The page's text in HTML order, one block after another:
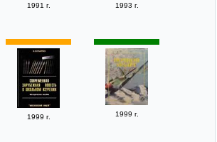
1991 г. 1993 г.
1999 г. 1999 г.